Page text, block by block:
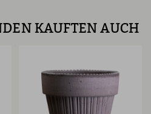
KAUFTEN AUCH